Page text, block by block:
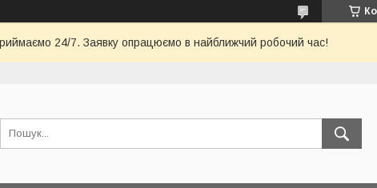
24/7. Заявку опрацюємо в найближчий робочий час!